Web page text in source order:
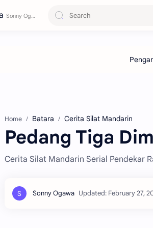
Home Batara Cerita Silat Mandarin
Pedang Tiga
Cerita Silat Mandarin Serial Pendekar